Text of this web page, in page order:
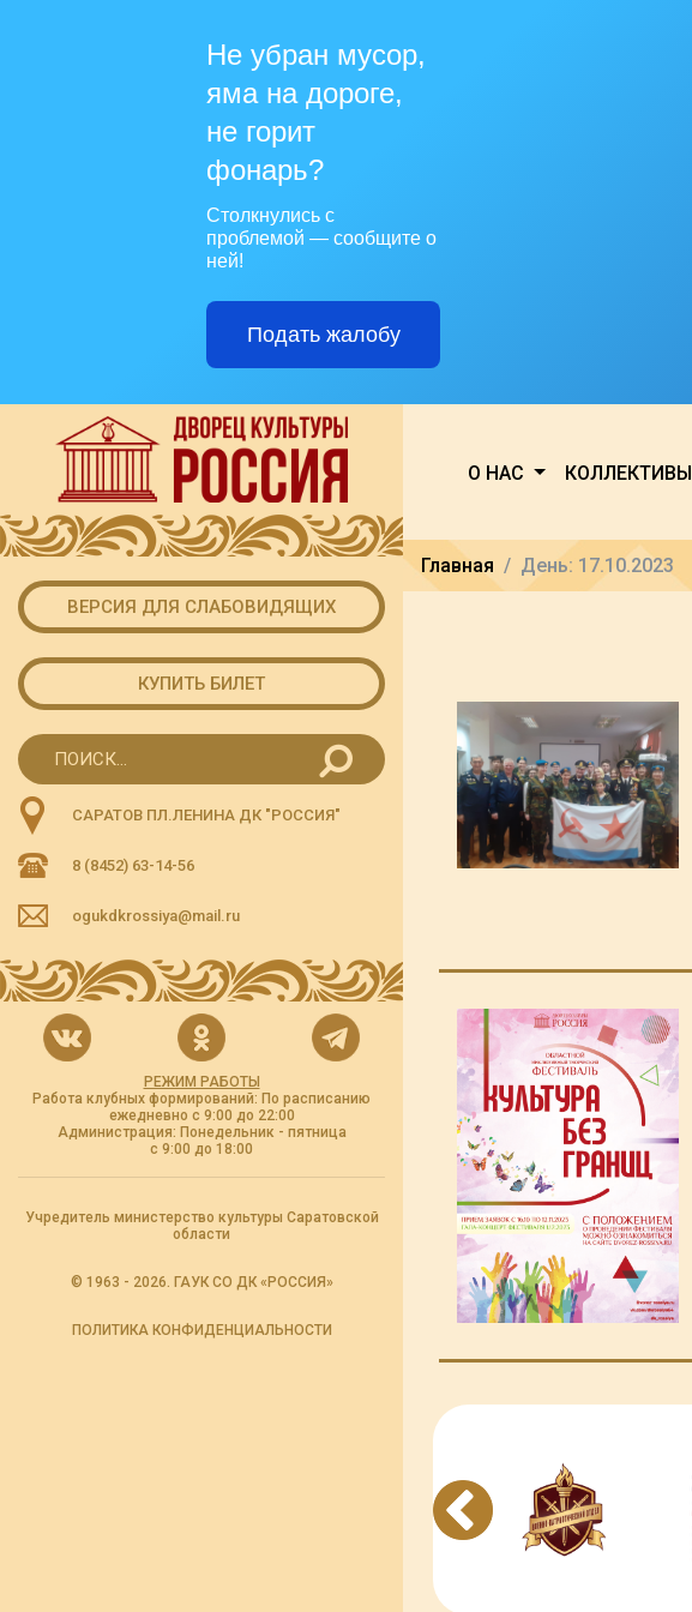
Не убран мусор,
яма на дороге,
не горит
фонарь?
Столкнулись с
проблемой — сообщите о
ней!
Подать жалобу
ВЕРСИЯ ДЛЯ СЛАБОВИДЯЩИХ
КУПИТЬ БИЛЕТ
САРАТОВ ПЛ.ЛЕНИНА ДК "РОССИЯ"
8 (8452) 63-14-56
ogukdkrossiya@mail.ru
РЕЖИМ РАБОТЫ
Работа клубных формирований: По расписанию
ежедневно с 9:00 до 22:00
Администрация: Понедельник - пятница
с 9:00 до 18:00
Учредитель министерство культуры Саратовской
области
© 1963 - 2026. ГАУК СО ДК «РОССИЯ»
ПОЛИТИКА КОНФИДЕНЦИАЛЬНОСТИ
О НАС КОЛЛЕКТИВЫ
Главная День: 17.10.2023